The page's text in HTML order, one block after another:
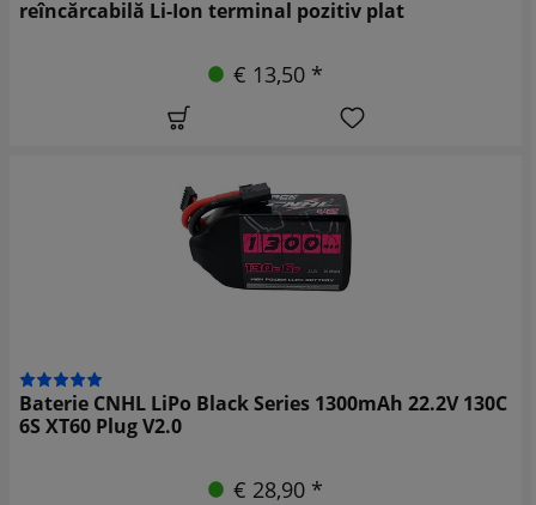
reîncărcabilă Li-Ion terminal pozitiv plat
€ 13,50 *
Baterie CNHL LiPo Black Series 1300mAh 22.2V 130C
6S XT60 Plug V2.0
€ 28,90 *